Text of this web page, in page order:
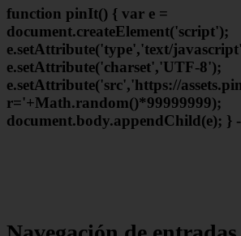
function pinIt() { var e =
document.createElement('script');
e.setAttribute('type','text/
e.setAttribute('charset','UTF-8');
e.setAttribute('src','https://
r='+Math.random()*99999999);
document.body.appendChild(e); }